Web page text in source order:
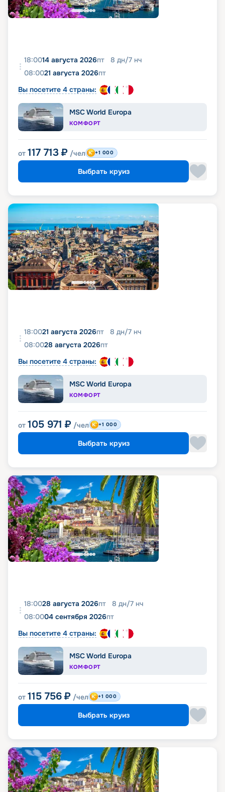
18:0014 августа 2026пт 8 дн/7 нч
08:0021 августа 2026пт
Вы посетите 4 страны:
MSC World Europa
КОМФОРТ
от 117 713 ₽ /чел +1 000
Выбрать круиз
18:0021 августа 2026пт 8 дн/7 нч
08:0028 августа 2026пт
Вы посетите 4 страны:
MSC World Europa
КОМФОРТ
от 105 971 ₽ /чел +1 000
Выбрать круиз
18:0028 августа 2026пт 8 дн/7 нч
08:0004 сентября 2026пт
Вы посетите 4 страны:
MSC World Europa
КОМФОРТ
от 115 756 ₽ /чел +1 000
Выбрать круиз